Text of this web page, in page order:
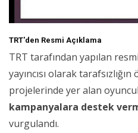
TRT'den Resmi Açıklama
TRT tarafından yapılan
yayıncısı olarak
projelerinde yer alan
kampanyalara destek
vurgulandı.